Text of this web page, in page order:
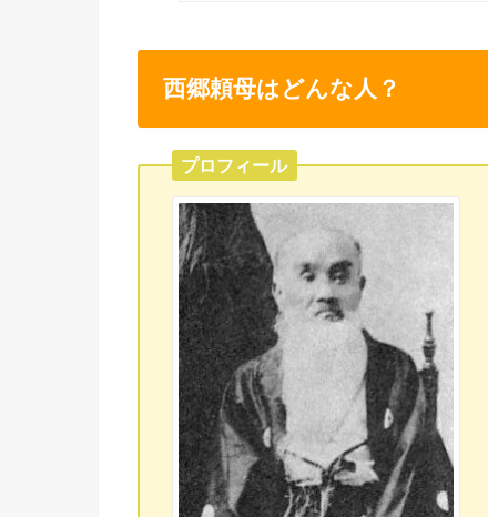
西郷頼母はどんな人？
プロフィール